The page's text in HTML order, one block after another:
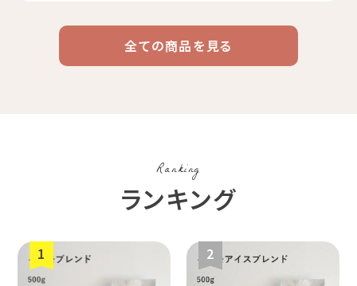
コーヒー
リキッド
コーヒー
豆・粉
デカフェ
ケニア
ペルー ブラジル イエメン
全ての商品を見る
Ranking
ランキング